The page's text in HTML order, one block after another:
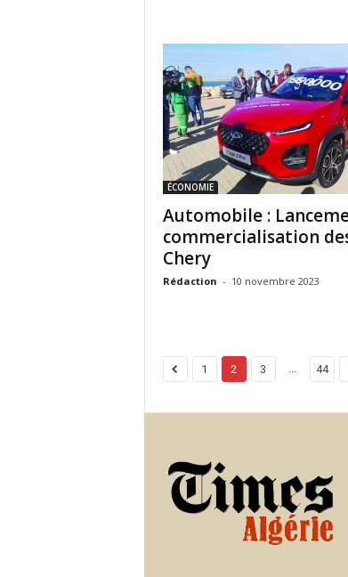
ÉCONOMIE
Automobile :
commercialisation
Chery
Rédaction - 10 novembre 2023
1 2 3 44